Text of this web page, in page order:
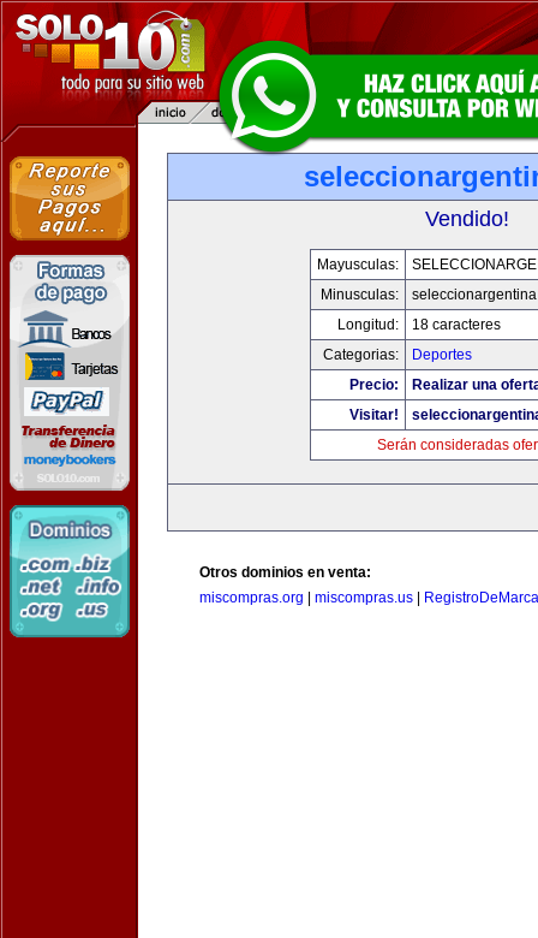
Vendido!
Mayusculas:
Minusculas:
Longitud:
18 caracteres
Categorias:
Deportes
Precio:
Realizar una
Visitar!
Serán consideradas
Otros dominios en venta:
miscompras.org
miscompras.us